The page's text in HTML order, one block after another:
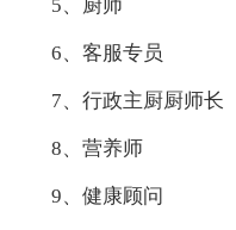
5、厨师
6、客服专员
7、行政主厨厨师长
8、营养师
9、健康顾问